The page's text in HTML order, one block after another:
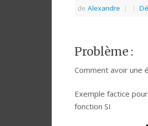
de Alexandre | |
Problème :
Comment avoir une
Exemple factice
fonction SI